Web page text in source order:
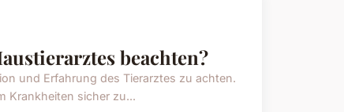
beachten?
und Erfahrung des Tierarztes zu achten.
Krankheiten sicher zu...